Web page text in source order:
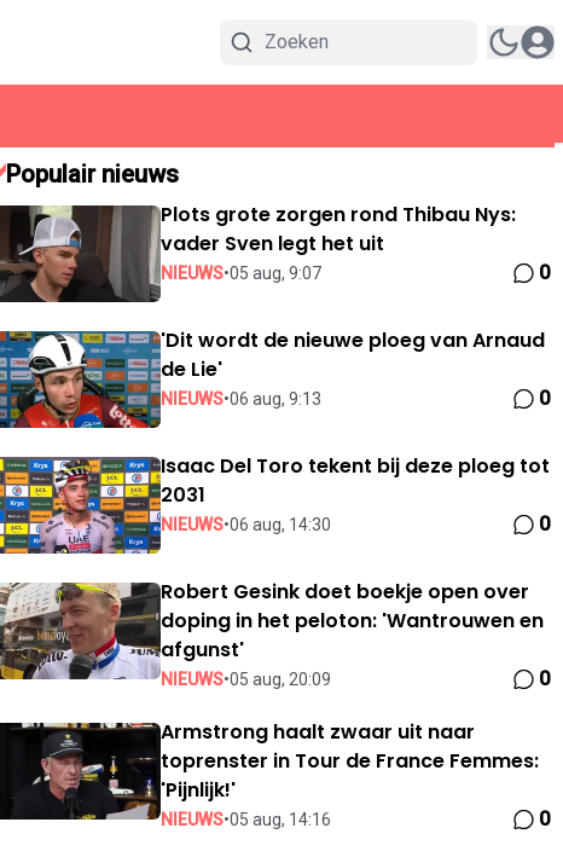
Populair nieuws
Plots grote zorgen rond Thibau Nys:
vader Sven legt het uit
NIEUWS•05 aug, 9:07 0
'Dit wordt de nieuwe ploeg van Arnaud
de Lie'
NIEUWS•06 aug, 9:13 0
Isaac Del Toro tekent bij deze ploeg tot
2031
NIEUWS•06 aug, 14:30 0
Robert Gesink doet boekje open over
doping in het peloton: 'Wantrouwen en
afgunst'
NIEUWS•05 aug, 20:09 0
Armstrong haalt zwaar uit naar
toprenster in Tour de France Femmes:
'Pijnlijk!'
NIEUWS•05 aug, 14:16 0